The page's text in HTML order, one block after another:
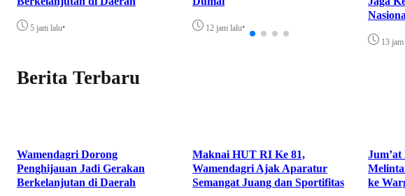
5 jam lalu• 12 jam lalu•
13
Berita Terbaru
Wamendagri Dorong
Penghijauan Jadi Gerakan
Berkelanjutan di Daerah
Maknai HUT RI Ke 81,
Wamendagri Ajak Aparatur
Semangat Juang dan Sportifitas
ke